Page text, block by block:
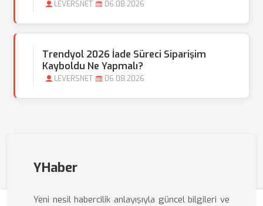
LEVERSNET 06.08.2026
Trendyol 2026 İade Süreci Siparişim
Kayboldu Ne Yapmalı?
LEVERSNET 06.08.2026
YHaber
Yeni nesil habercilik anlayışıyla güncel bilgileri ve